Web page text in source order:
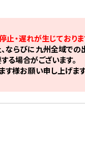
・遅れが生じておりま
らびに九州全域での
る場合がございます。
す様お願い申し上げます